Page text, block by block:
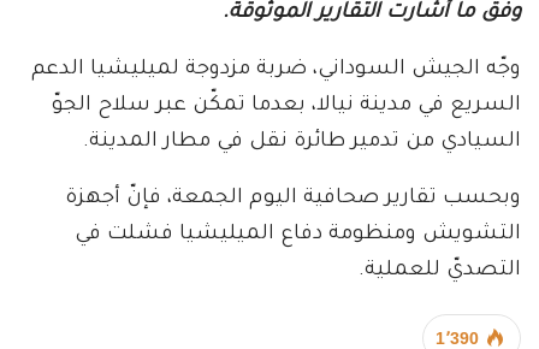
وفق ما أشارت التقارير الموثوقة.
وجّه الجيش السوداني، ضربة مزدوجة لميليشيا الدعم
السريع في مدينة نيالا، بعدما تمكّن عبر سلاح الجوّ
السيادي من تدمير طائرة نقل في مطار المدينة.
وبحسب تقارير صحافية اليوم الجمعة، فإنّ أجهزة
التشويش ومنظومة دفاع الميليشيا فشلت في
التصديّ للعملية.
1٬390